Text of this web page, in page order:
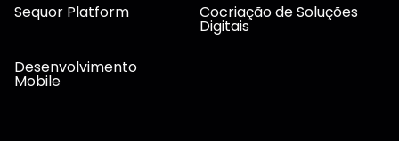
Sequor Platform
Cocriação de Soluções
Digitais
Desenvolvimento
Mobile